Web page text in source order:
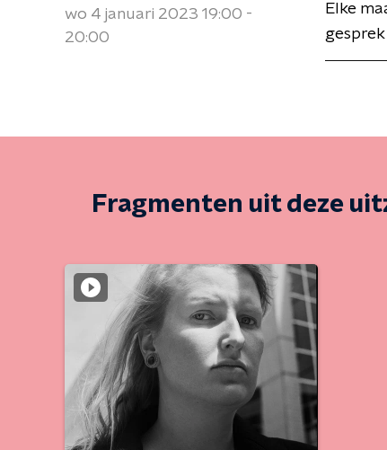
wo 4 januari 2023 19:00 -
20:00
Elke
Fragmenten uit deze